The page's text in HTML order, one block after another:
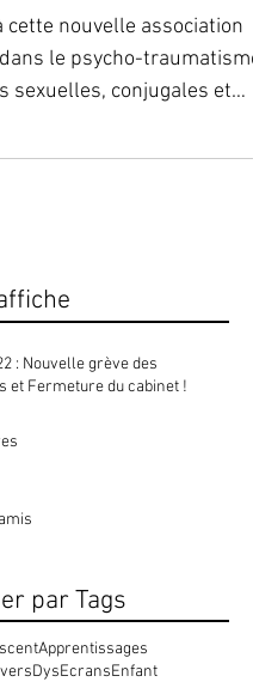
de vie
cette nouvelle association
sexuelles, conjugales et
: Nouvelle grève des
par Tags